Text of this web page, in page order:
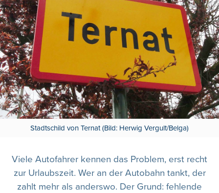
Stadtschild von Ternat (Bild: Herwig Vergult/Belga)
Viele Autofahrer kennen das Problem, erst recht
zur Urlaubszeit. Wer an der Autobahn tankt, der
zahlt mehr als anderswo. Der Grund: fehlende